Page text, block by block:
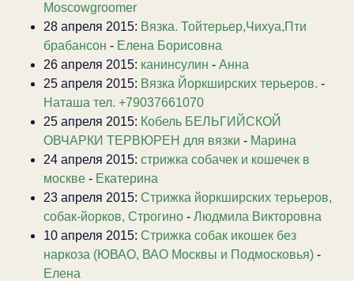
Moscowgroomer
28 апреля 2015: Вязка. Тойтерьер,Чихуа,Пти
брабансон - Елена Борисовна
26 апреля 2015: канинсулин - Анна
25 апреля 2015: Вязка Йоркширских терьеров. -
Наташа тел. +79037661070
25 апреля 2015: Кобель БЕЛЬГИЙСКОЙ
ОВЧАРКИ ТЕРВЮРЕН для вязки - Марина
24 апреля 2015: стрижка собачек и кошечек в
москве - Екатерина
23 апреля 2015: Стрижка йоркширских терьеров,
собак-йорков, Строгино - Людмила Викторовна
10 апреля 2015: Стрижка собак икошек без
наркоза (ЮВАО, ВАО Москвы и Подмосковья) -
Елена